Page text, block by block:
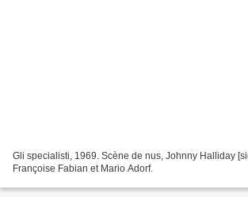
Gli specialisti, 1969. Scène de nus, Johnny Halliday
Françoise Fabian et Mario Adorf.